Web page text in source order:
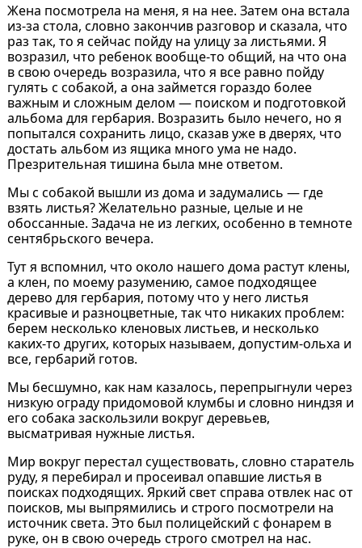
Жена посмотрела на меня, я на нее. Затем она встала
из-за стола, словно закончив разговор и сказала, что
раз так, то я сейчас пойду на улицу за листьями. Я
возразил, что ребенок вообще-то общий, на что она
в свою очередь возразила, что я все равно пойду
гулять с собакой, а она займется гораздо более
важным и сложным делом — поиском и подготовкой
альбома для гербария. Возразить было нечего, но я
попытался сохранить лицо, сказав уже в дверях, что
достать альбом из ящика много ума не надо.
Презрительная тишина была мне ответом.
Мы с собакой вышли из дома и задумались — где
взять листья? Желательно разные, целые и не
обоссанные. Задача не из легких, особенно в темноте
сентябрьского вечера.
Тут я вспомнил, что около нашего дома растут клены,
а клен, по моему разумению, самое подходящее
дерево для гербария, потому что у него листья
красивые и разноцветные, так что никаких проблем:
берем несколько кленовых листьев, и несколько
каких-то других, которых называем, допустим-ольха и
все, гербарий готов.
Мы бесшумно, как нам казалось, перепрыгнули через
низкую ограду придомовой клумбы и словно ниндзя и
его собака заскользили вокруг деревьев,
высматривая нужные листья.
Мир вокруг перестал существовать, словно старатель
руду, я перебирал и просеивал опавшие листья в
поисках подходящих. Яркий свет справа отвлек нас от
поисков, мы выпрямились и строго посмотрели на
источник света. Это был полицейский с фонарем в
руке, он в свою очередь строго смотрел на нас.